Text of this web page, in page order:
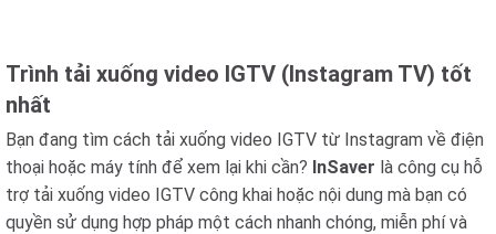
Trình tải xuống video IGTV (Instagram TV) tốt
nhất
Bạn đang tìm cách tải xuống video IGTV từ Instagram về điện
thoại hoặc máy tính để xem lại khi cần? InSaver là công cụ hỗ
trợ tải xuống video IGTV công khai hoặc nội dung mà bạn có
quyền sử dụng hợp pháp một cách nhanh chóng, miễn phí và